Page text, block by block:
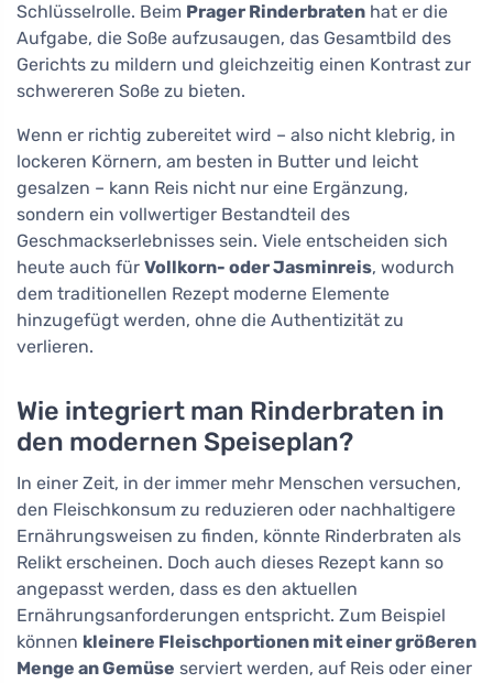
Schlüsselrolle. Beim Prager Rinderbraten hat er die
Aufgabe, die Soße aufzusaugen, das Gesamtbild des
Gerichts zu mildern und gleichzeitig einen Kontrast zur
schwereren Soße zu bieten.
Wenn er richtig zubereitet wird – also nicht klebrig, in
lockeren Körnern, am besten in Butter und leicht
gesalzen – kann Reis nicht nur eine Ergänzung,
sondern ein vollwertiger Bestandteil des
Geschmackserlebnisses sein. Viele entscheiden sich
heute auch für Vollkorn- oder Jasminreis, wodurch
dem traditionellen Rezept moderne Elemente
hinzugefügt werden, ohne die Authentizität zu
verlieren.
Wie integriert man Rinderbraten in
den modernen Speiseplan?
In einer Zeit, in der immer mehr Menschen versuchen,
den Fleischkonsum zu reduzieren oder nachhaltigere
Ernährungsweisen zu finden, könnte Rinderbraten als
Relikt erscheinen. Doch auch dieses Rezept kann so
angepasst werden, dass es den aktuellen
Ernährungsanforderungen entspricht. Zum Beispiel
können kleinere Fleischportionen mit einer größeren
Menge an Gemüse serviert werden, auf Reis oder einer